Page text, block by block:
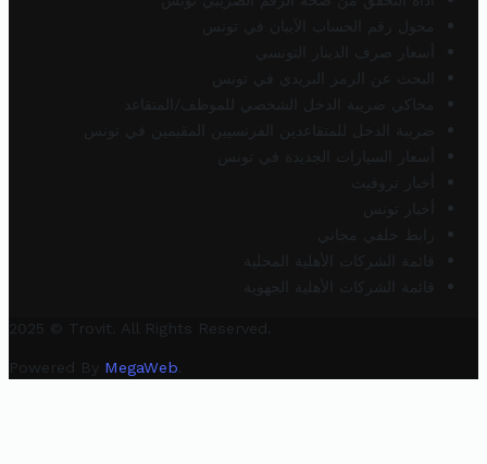
محول رقم الحساب الآيبان في تونس
أسعار صرف الدينار التونسي
البحث عن الرمز البريدي في تونس
محاكي ضريبة الدخل الشخصي للموظف/المتقاعد
ضريبة الدخل للمتقاعدين الفرنسيين المقيمين في تونس
أسعار السيارات الجديدة في تونس
أخبار تروفيت
أخبار تونس
رابط خلفي مجاني
قائمة الشركات الأهلية المحلية
قائمة الشركات الأهلية الجهوية
2025 © Trovit. All Rights Reserved.
Powered By MegaWeb